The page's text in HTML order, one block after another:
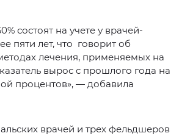
состоят на учете у врачей-
пяти лет, что говорит об
лечения, применяемых на
вырос с прошлого года на
процентов», — добавила
врачей и трех фельдшеров